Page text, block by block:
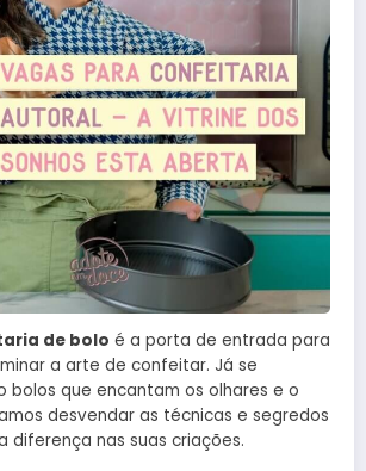
de bolo é a porta de entrada para
a arte de confeitar. Já se
bolos que encantam os olhares e o
desvendar as técnicas e segredos
diferença nas suas criações.